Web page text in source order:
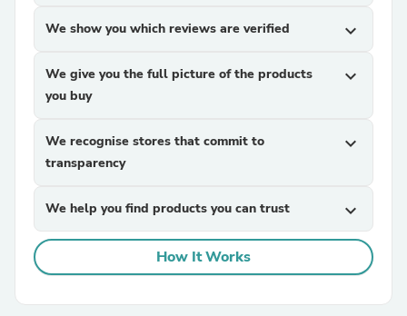
We show you which reviews are verified expand_more
We give you the full picture of the products
you buy
expand_more
We recognise stores that commit to
transparency
expand_more
We help you find products you can trust expand_more
How It Works